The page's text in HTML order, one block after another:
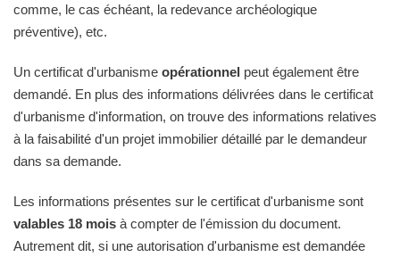
comme, le cas échéant, la redevance archéologique
préventive), etc.
Un certificat d'urbanisme opérationnel peut également être
demandé. En plus des informations délivrées dans le certificat
d'urbanisme d'information, on trouve des informations relatives
à la faisabilité d'un projet immobilier détaillé par le demandeur
dans sa demande.
Les informations présentes sur le certificat d'urbanisme sont
valables 18 mois à compter de l'émission du document.
Autrement dit, si une autorisation d'urbanisme est demandée